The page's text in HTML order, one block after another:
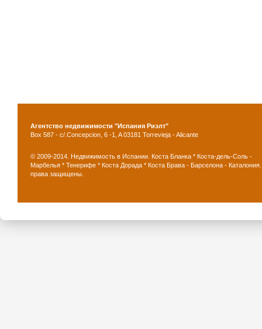
Агентство недвижимости "Испания Риэлт"
Box 587 - c/.Concepcion, 6 -1, A 03181 Torrevieja - Alicante
© 2009-2014. Недвижимость в Испании. Коста Бланка * Коста-дель-Соль -
Марбелья * Тенерифе * Коста Дорада * Коста Брава - Барселона -
права защищены.